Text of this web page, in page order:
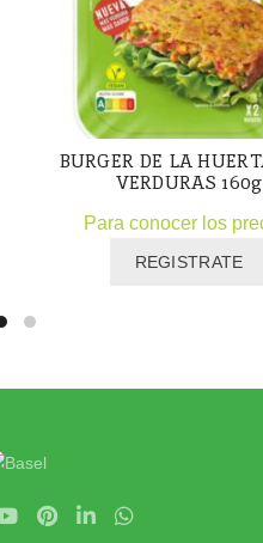
BURGER DE LA
VERDURAS 160g
Para conocer los
REGISTRATE